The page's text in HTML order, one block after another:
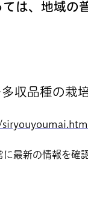
は、地域
収品種の栽
最新の情報を確認